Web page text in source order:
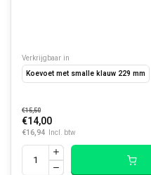
Verkrijgbaar in
Koevoet met smalle klauw 229 mm
€15,50
€14,00
€16,94 Incl. btw